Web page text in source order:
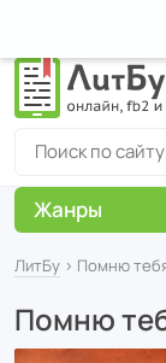
ЛитБу › Помню
Помню
Жанры